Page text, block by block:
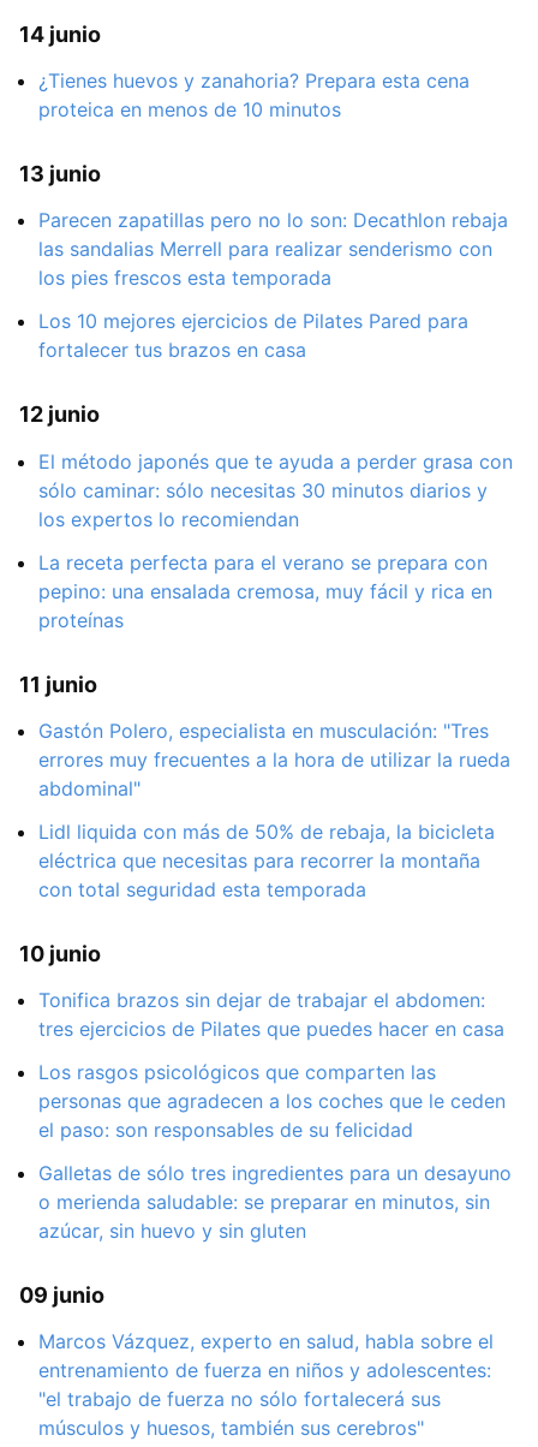
14 junio
¿Tienes huevos y zanahoria? Prepara esta cena
proteica en menos de 10 minutos
13 junio
Parecen zapatillas pero no lo son: Decathlon rebaja
las sandalias Merrell para realizar senderismo con
los pies frescos esta temporada
Los 10 mejores ejercicios de Pilates Pared para
fortalecer tus brazos en casa
12 junio
El método japonés que te ayuda a perder grasa con
sólo caminar: sólo necesitas 30 minutos diarios y
los expertos lo recomiendan
La receta perfecta para el verano se prepara con
pepino: una ensalada cremosa, muy fácil y rica en
proteínas
11 junio
Gastón Polero, especialista en musculación: "Tres
errores muy frecuentes a la hora de utilizar la rueda
abdominal"
Lidl liquida con más de 50% de rebaja, la bicicleta
eléctrica que necesitas para recorrer la montaña
con total seguridad esta temporada
10 junio
Tonifica brazos sin dejar de trabajar el abdomen:
tres ejercicios de Pilates que puedes hacer en casa
Los rasgos psicológicos que comparten las
personas que agradecen a los coches que le ceden
el paso: son responsables de su felicidad
Galletas de sólo tres ingredientes para un desayuno
o merienda saludable: se preparar en minutos, sin
azúcar, sin huevo y sin gluten
09 junio
Marcos Vázquez, experto en salud, habla sobre el
entrenamiento de fuerza en niños y adolescentes:
"el trabajo de fuerza no sólo fortalecerá sus
músculos y huesos, también sus cerebros"